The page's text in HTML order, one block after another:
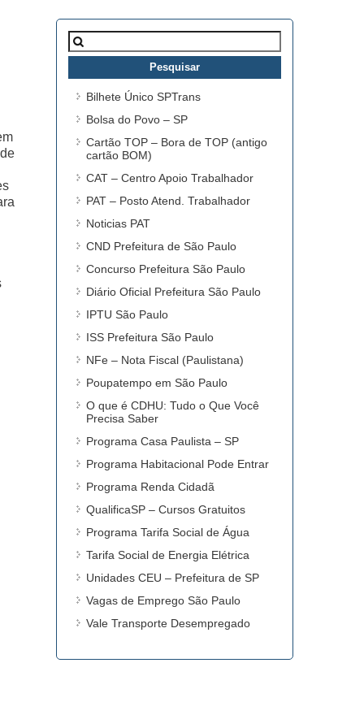
Pesquisar
por:
Bilhete Único SPTrans
Bolsa do Povo – SP
Cartão TOP – Bora de TOP (antigo
cartão BOM)
CAT – Centro Apoio Trabalhador
PAT – Posto Atend. Trabalhador
Noticias PAT
CND Prefeitura de São Paulo
Concurso Prefeitura São Paulo
Diário Oficial Prefeitura São Paulo
IPTU São Paulo
ISS Prefeitura São Paulo
NFe – Nota Fiscal (Paulistana)
Poupatempo em São Paulo
O que é CDHU: Tudo o Que Você
Precisa Saber
Programa Casa Paulista – SP
Programa Habitacional Pode Entrar
Programa Renda Cidadã
QualificaSP – Cursos Gratuitos
Programa Tarifa Social de Água
Tarifa Social de Energia Elétrica
Unidades CEU – Prefeitura de SP
Vagas de Emprego São Paulo
Vale Transporte Desempregado